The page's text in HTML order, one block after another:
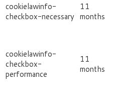
cookielawinfo-
checkbox-necessary
11
months
cookielawinfo-
checkbox-
performance
11
months